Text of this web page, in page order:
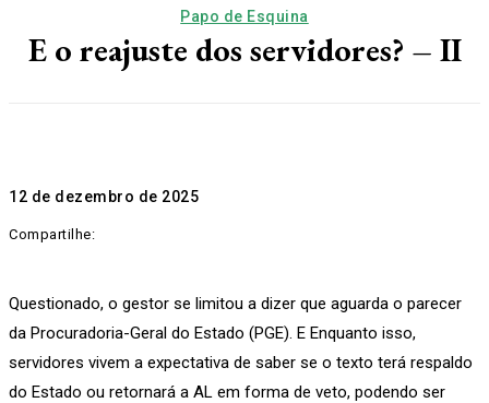
Papo de Esquina
E o reajuste dos servidores? – II
12 de dezembro de 2025
Compartilhe:
Questionado, o gestor se limitou a dizer que aguarda o parecer
da Procuradoria-Geral do Estado (PGE). E Enquanto isso,
servidores vivem a expectativa de saber se o texto terá respaldo
do Estado ou retornará a AL em forma de veto, podendo ser